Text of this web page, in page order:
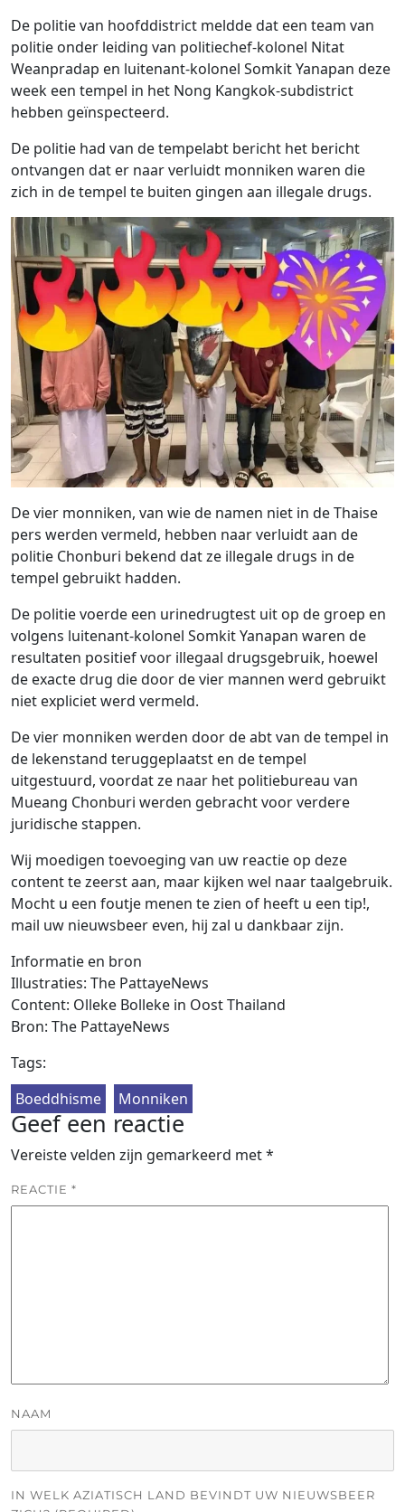
De politie van hoofddistrict meldde dat een team van
politie onder leiding van politiechef-kolonel Nitat
Weanpradap en luitenant-kolonel Somkit Yanapan deze
week een tempel in het Nong Kangkok-subdistrict
hebben geïnspecteerd.
De politie had van de tempelabt bericht het bericht
ontvangen dat er naar verluidt monniken waren die
zich in de tempel te buiten gingen aan illegale drugs.
De vier monniken, van wie de namen niet in de Thaise
pers werden vermeld, hebben naar verluidt aan de
politie Chonburi bekend dat ze illegale drugs in de
tempel gebruikt hadden.
De politie voerde een urinedrugtest uit op de groep en
volgens luitenant-kolonel Somkit Yanapan waren de
resultaten positief voor illegaal drugsgebruik, hoewel
de exacte drug die door de vier mannen werd gebruikt
niet expliciet werd vermeld.
De vier monniken werden door de abt van de tempel in
de lekenstand teruggeplaatst en de tempel
uitgestuurd, voordat ze naar het politiebureau van
Mueang Chonburi werden gebracht voor verdere
juridische stappen.
Wij moedigen toevoeging van uw reactie op deze
content te zeerst aan, maar kijken wel naar taalgebruik.
Mocht u een foutje menen te zien of heeft u een tip!,
mail uw nieuwsbeer even, hij zal u dankbaar zijn.
Informatie en bron
Illustraties: The PattayeNews
Content: Olleke Bolleke in Oost Thailand
Bron: The PattayeNews
Tags:
Boeddhisme
Monniken
Geef een reactie
Vereiste velden zijn gemarkeerd met*
REACTIE *
NAAM
IN WELK AZIATISCH LAND BEVINDT UW NIEUWSBEER